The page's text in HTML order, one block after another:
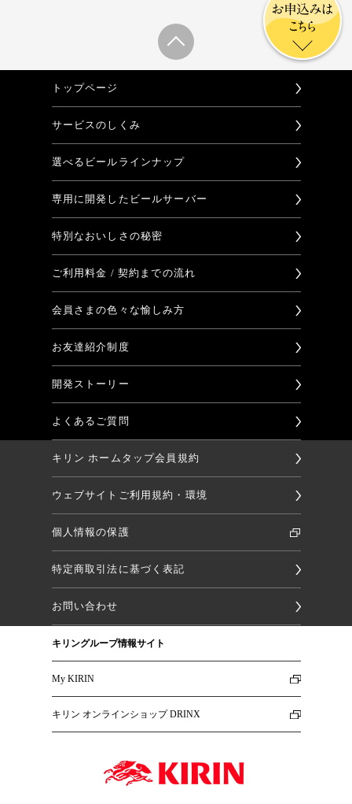
お申込みは
こちら
トップページ
サービスのしくみ
選べるビールラインナップ
専用に開発したビールサーバー
特別なおいしさの秘密
ご利用料金 / 契約までの流れ
会員さまの色々な愉しみ方
お友達紹介制度
開発ストーリー
よくあるご質問
キリン ホームタップ会員規約
ウェブサイトご利用規約・環境
個人情報の保護
特定商取引法に基づく表記
お問い合わせ
キリングループ情報サイト
My KIRIN
キリン オンラインショップ DRINX